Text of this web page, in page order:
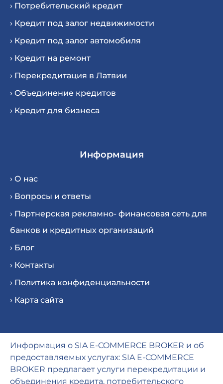
› Потребительский кредит
› Кредит под залог недвижимости
› Кредит под залог автомобиля
› Кредит на ремонт
› Перекредитация в Латвии
› Oбъединение кредитов
› Кредит для бизнеса
Информация
› О нас
› Вопросы и ответы
› Партнерская рекламно- финансовая сеть для
банков и кредитных организаций
› Блог
› Контакты
› Политика конфиденциальности
› Карта сайта
Информация о SIA E-COMMERCE BROKER и об
предоставляемых услугах: SIA E-COMMERCE
BROKER предлагает услуги перекредитации и
объединения кредита, потребительского